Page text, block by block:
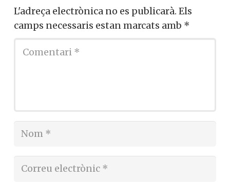
L'adreça electrònica no es publicarà. Els
camps necessaris estan marcats amb *